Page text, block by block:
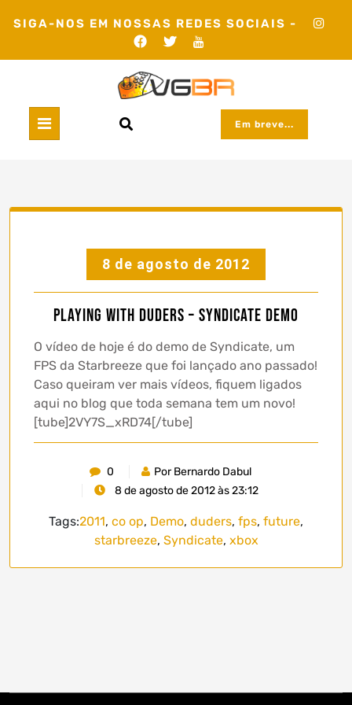
SIGA-NOS EM NOSSAS REDES SOCIAIS -
Em breve...
8 de agosto de 2012
Playing with Duders – Syndicate Demo
O vídeo de hoje é do demo de Syndicate, um
FPS da Starbreeze que foi lançado ano passado!
Caso queiram ver mais vídeos, fiquem ligados
aqui no blog que toda semana tem um novo!
[tube]2VY7S_xRD74[/tube]
0
Por Bernardo Dabul
8 de agosto de 2012 às 23:12
Tags:2011, co op, Demo, duders, fps, future,
starbreeze, Syndicate, xbox